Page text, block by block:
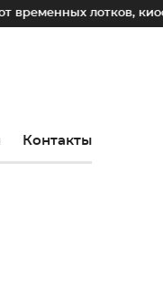
киосков и
Контакты